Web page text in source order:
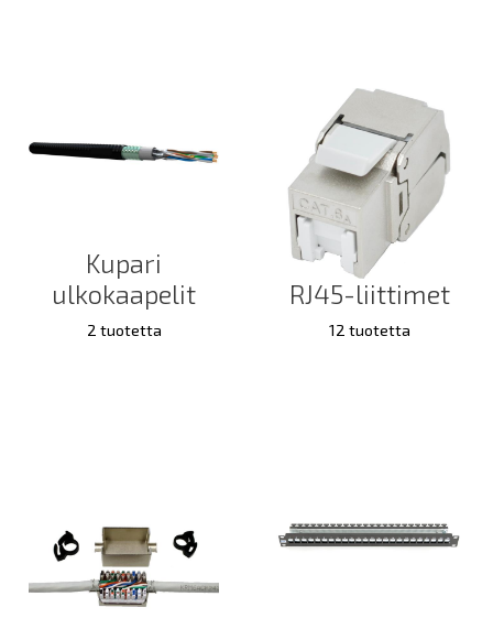
Kupari
ulkokaapelit
2 tuotetta
RJ45-liittimet
12 tuotetta